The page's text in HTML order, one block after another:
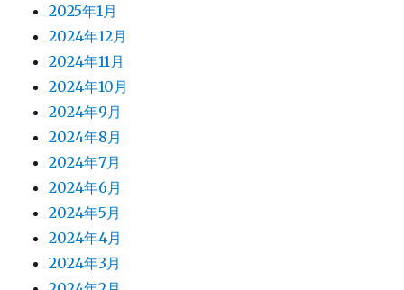
2025年1月
2024年12月
2024年11月
2024年10月
2024年9月
2024年8月
2024年7月
2024年6月
2024年5月
2024年4月
2024年3月